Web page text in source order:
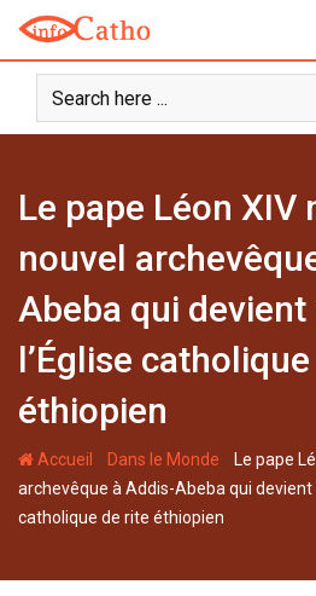
t
Le pape Léon XIV
nouvel
Abeba qui
l’Église
éthiopien
Accueil - Dans le Monde - Le pape
archevêque à Addis-Abeba qui devient
catholique de rite éthiopien